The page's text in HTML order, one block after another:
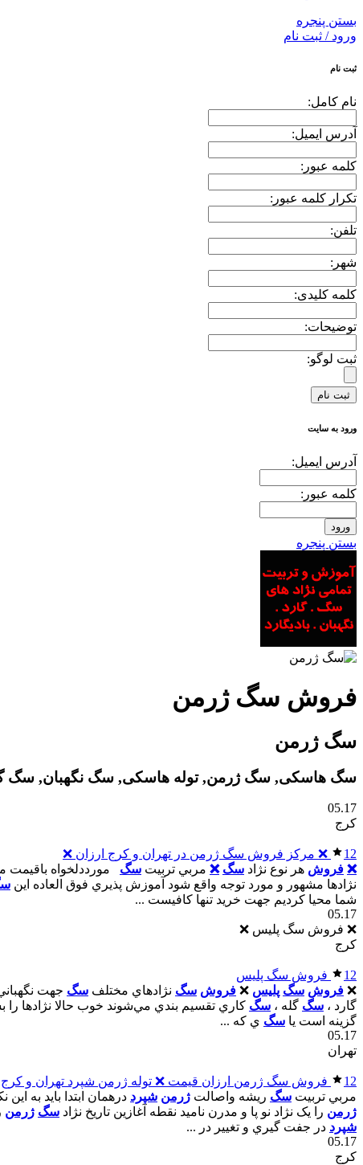
بستن پنجره
ورود / ثبت نام
ثبت نام
نام کامل:
آدرس ایمیل:
کلمه عبور:
تکرار کلمه عبور:
تلفن:
شهر:
کلمه کلیدی:
توضیحات:
ثبت لوگو:
ورود به سایت
آدرس ايميل:
کلمه عبور:
بستن پنجره
فروش سگ ژرمن
سگ ژرمن
سگ هاسکی, سگ ژرمن, توله هاسکی, سگ نگهبان, سگ
05.17
کرج
12
❌ مرکز فروش سگ ژرمن در تهران و کرج ارزان ❌
❌ فروش هر نوع نژاد سگ ❌ مربي تربيت سگ مورددلخواه
نژادها مشهور و مورد توجه واقع شود آموزش پذيري فوق العاده اين
شما محيا کرديم جهت خريد تنها کافيست ...
05.17
❌ فروش سگ پلیس ❌
کرج
12
فروش سگ پليس
❌ فروش سگ پليس ❌ فروش سگ نژادهاي مختلف سگ جهت
گارد ، سگ گله ، سگ کاري تقسيم بندي مي‌شوند خوب حالا نژادها را
گزينه است يا سگ ي که ...
05.17
تهران
12
فروش سگ ژرمن ارزان قيمت ❌ توله ژرمن شپرد تهران و کرج
مربي تربيت سگ ريشه واصالت ژرمن شپرد درهمان ابتدا بايد به
ژرمن را يک نژاد نو پا و مدرن ناميد نقطه آغازين تاريخ نژاد سگ ژرمن
شپرد در جفت گيري و تغيير در ...
05.17
کرج